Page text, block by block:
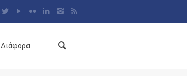
Διάφορα